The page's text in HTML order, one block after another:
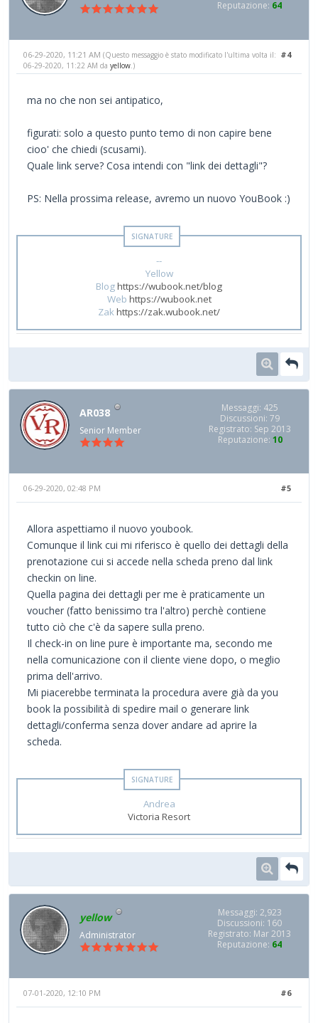
Reputazione: 64
#4
06-29-2020, 11:21 AM (Questo messaggio è stato modificato l'ultima volta il:
06-29-2020, 11:22 AM da yellow .)
ma no che non sei antipatico,
figurati: solo a questo punto temo di non capire bene
cioo' che chiedi (scusami).
Quale link serve? Cosa intendi con "link dei dettagli"?
PS: Nella prossima release, avremo un nuovo YouBook :)
--
Yellow
Bloghttps://wubook.net/blog
Web https://wubook.net
Zak https://zak.wubook.net/
AR038
Senior Member
Messaggi: 425
Discussioni: 79
Registrato: Sep 2013
Reputazione: 10
#5
06-29-2020, 02:48 PM
Allora aspettiamo il nuovo youbook.
Comunque il link cui mi riferisco è quello dei dettagli della
prenotazione cui si accede nella scheda preno dal link
checkin on line.
Quella pagina dei dettagli per me è praticamente un
voucher (fatto benissimo tra l'altro) perchè contiene
tutto ciò che c'è da sapere sulla preno.
Il check-in on line pure è importante ma, secondo me
nella comunicazione con il cliente viene dopo, o meglio
prima dell'arrivo.
Mi piacerebbe terminata la procedura avere già da you
book la possibilità di spedire mail o generare link
dettagli/conferma senza dover andare ad aprire la
scheda.
Andrea
Victoria Resort
yellow
Administrator
Messaggi: 2,923
Discussioni: 160
Registrato: Mar 2013
Reputazione: 64
#6
07-01-2020, 12:10 PM